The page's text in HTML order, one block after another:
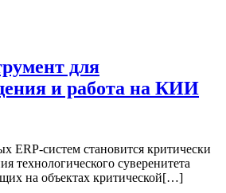
для
и работа на КИИ
ERP-систем становится критически
технологического суверенитета
на объектах критической[…]